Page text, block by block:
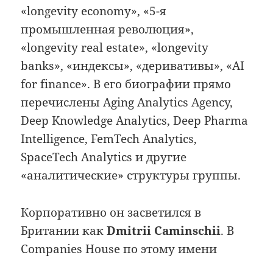
«longevity economy», «5-я
промышленная революция»,
«longevity real estate», «longevity
banks», «индексы», «деривативы», «AI
for finance». В его биографии прямо
перечислены Aging Analytics Agency,
Deep Knowledge Analytics, Deep Pharma
Intelligence, FemTech Analytics,
SpaceTech Analytics и другие
«аналитические» структуры группы.
Корпоративно он засветился в
Британии какDmitrii Caminschii. В
Companies House по этому имени